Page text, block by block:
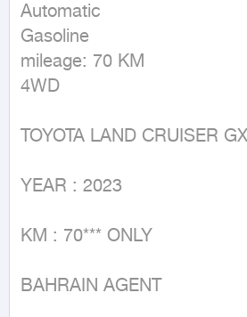
Automatic
Gasoline
mileage: 70 KM
4WD
TOYOTA LAND CRUISER
YEAR : 2023
KM : 70*** ONLY
BAHRAIN AGENT